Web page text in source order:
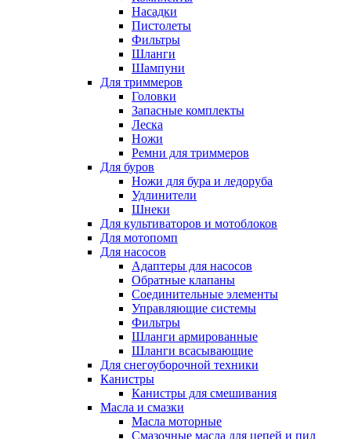
Насадки
Пистолеты
Фильтры
Шланги
Шампуни
Для триммеров
Головки
Запасные комплекты
Леска
Ножи
Ремни для триммеров
Для буров
Ножи для бура и ледоруба
Удлинители
Шнеки
Для культиваторов и мотоблоков
Для мотопомп
Для насосов
Адаптеры для насосов
Обратные клапаны
Соединительные элементы
Управляющие системы
Фильтры
Шланги армированные
Шланги всасывающие
Для снегоуборочной техники
Канистры
Канистры для смешивания
Масла и смазки
Масла моторные
Смазочные масла для цепей и пил